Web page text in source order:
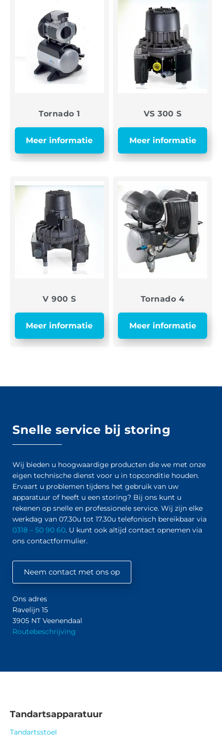
Tornado 1
Meer informatie
VS 300 S
Meer informatie
V 900 S
Meer informatie
Tornado 4
Meer informatie
Snelle service bij storing
Wij bieden u hoogwaardige producten die we met onze
eigen technische dienst voor u in topconditie houden.
Ervaart u problemen tijdens het gebruik van uw
apparatuur of heeft u een storing? Bij ons kunt u
rekenen op snelle en professionele service. Wij zijn elke
werkdag van 07.30u tot 17.30u telefonisch bereikbaar via
0318 – 50 90 60. U kunt ook altijd contact opnemen via
ons contactformulier.
Neem contact met ons op
Ons adres
Ravelijn 15
3905 NT Veenendaal
Routebeschrijving
Tandartsapparatuur
Tandartsstoel